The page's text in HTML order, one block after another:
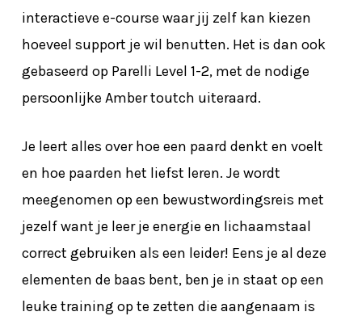
interactieve e-course waar jij zelf kan kiezen
hoeveel support je wil benutten. Het is dan ook
gebaseerd op Parelli Level 1-2, met de nodige
persoonlijke Amber toutch uiteraard.
Je leert alles over hoe een paard denkt en voelt
en hoe paarden het liefst leren. Je wordt
meegenomen op een bewustwordingsreis met
jezelf want je leer je energie en lichaamstaal
correct gebruiken als een leider! Eens je al deze
elementen de baas bent, ben je in staat op een
leuke training op te zetten die aangenaam is